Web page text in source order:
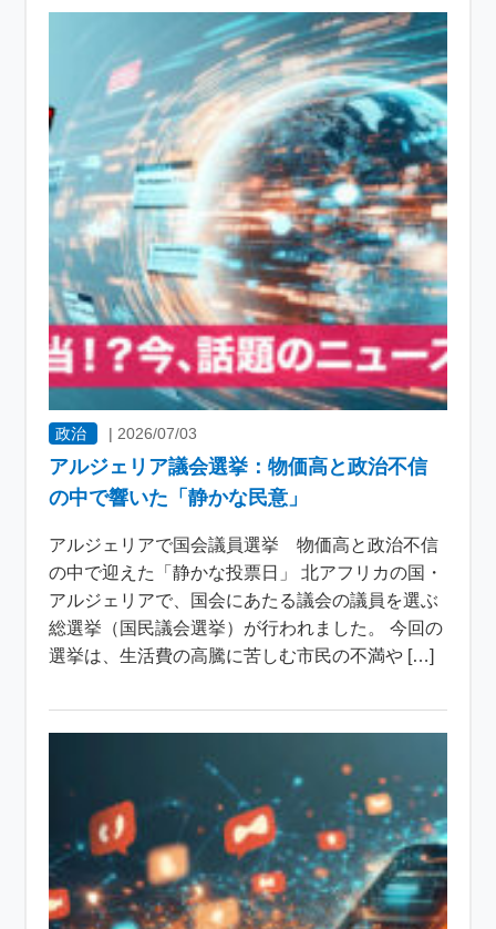
政治 | 2026/07/03
アルジェリア議会選挙：物価高と政治不信
の中で響いた「静かな民意」
アルジェリアで国会議員選挙 物価高と政治不信
の中で迎えた「静かな投票日」 北アフリカの国・
アルジェリアで、国会にあたる議会の議員を選ぶ
総選挙（国民議会選挙）が行われました。 今回の
選挙は、生活費の高騰に苦しむ市民の不満や […]